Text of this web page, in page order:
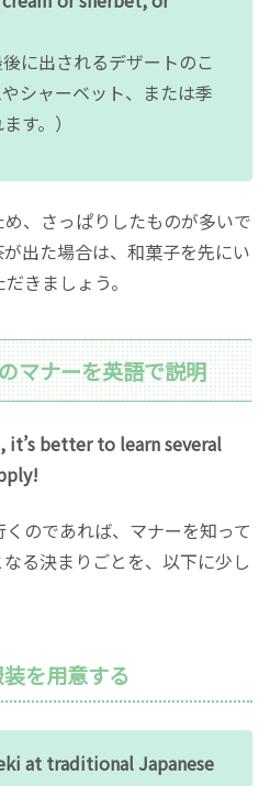
後に出されるデザートのこ
シャーベット、または季
す。）
、さっぱりしたものが多いで
出た場合は、和菓子を先にい
きましょう。
マナーを英語で説明
better to learn several
のであれば、マナーを知って
る決まりごとを、以下に少し
を用意する
at traditional Japanese